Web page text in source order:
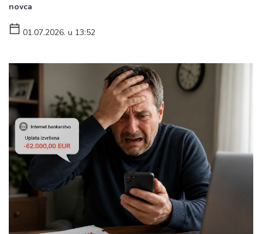
novca
01.07.2026. u 13:52